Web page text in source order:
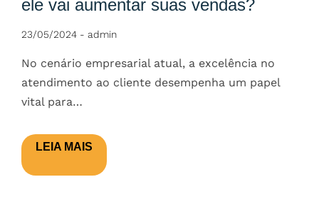
ele vai aumentar suas vendas?
23/05/2024 - admin
No cenário empresarial atual, a excelência no
atendimento ao cliente desempenha um papel
vital para…
LEIA MAIS